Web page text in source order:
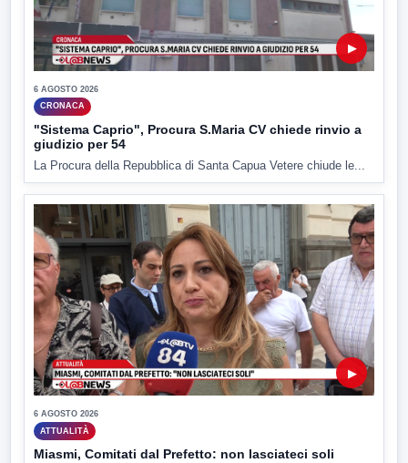
▶
6 AGOSTO 2026
CRONACA
"Sistema Caprio", Procura S.Maria CV chiede rinvio a
giudizio per 54
La Procura della Repubblica di Santa Capua Vetere chiude le...
▶
6 AGOSTO 2026
ATTUALITÀ
Miasmi, Comitati dal Prefetto: non lasciateci soli